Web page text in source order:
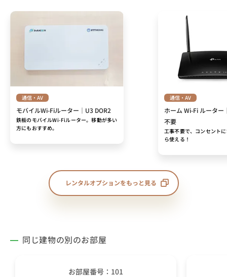
通信・AV
モバイルWi-Fiルーター｜U3 DOR2
鉄板のモバイルWi-Fiルーター。移動が多い
方にもおすすめ。
通信・AV
ホーム Wi-Fi ルータ
不要
工事不要で、コンセント
ら使える！
レンタルオプションをもっと見る
同じ建物の別のお部屋
お部屋番号：101